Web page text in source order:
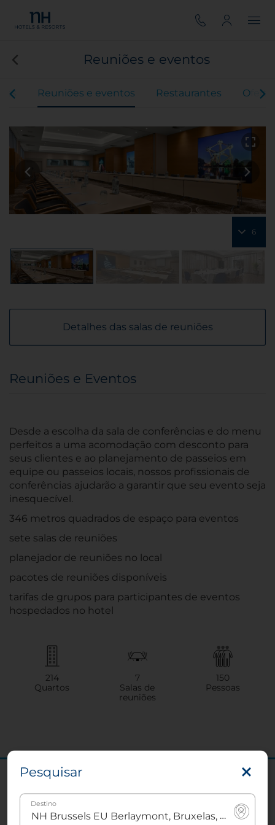
Reuniões e eventos
Reuniões e eventos Restaurantes
6
Detalhes das salas de reuniões
Reuniões e Eventos
Desde a escolha da sala de conferências e do menu
perfeitos a uma acomodação com desconto para
seus clientes e ao planejamento de passeios em
equipe ou passeios locais, nossos profissionais de
conferências ajudarão a garantir que seu evento seja
inesquecível.
346 metros quadrados de espaço para eventos
sete salas de reuniões
planejador de reuniões no local
pacotes de reuniões disponíveis
tarifas de grupos para participantes de eventos
hospedados no hotel
214
Quartos
7
Salas de
reuniões
150
Pessoas
clique de distância
Pesquisar
Destino